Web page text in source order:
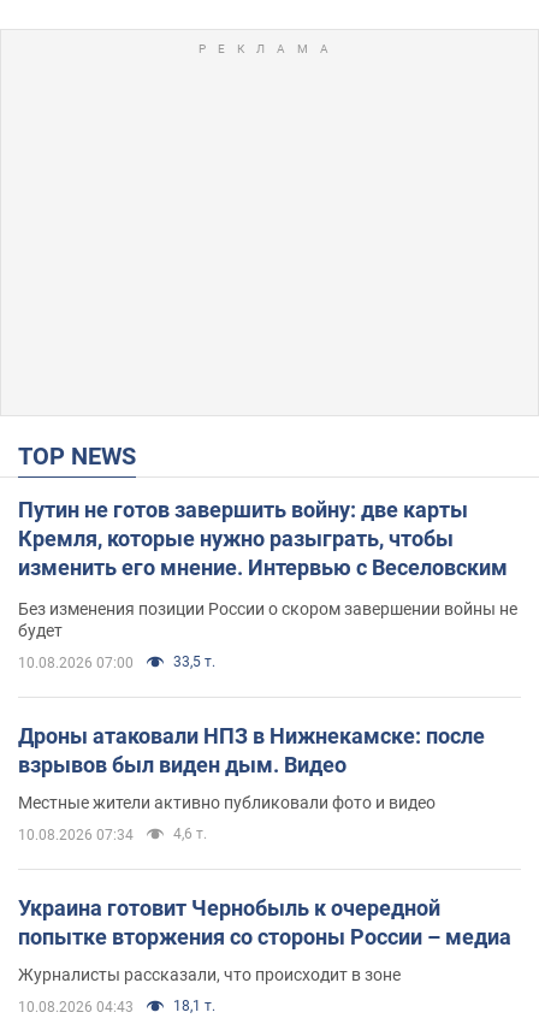
TOP NEWS
Путин не готов завершить войну: две карты
Кремля, которые нужно разыграть, чтобы
изменить его мнение. Интервью с Веселовским
Без изменения позиции России о скором завершении войны не
будет
10.08.2026 07:00 33,5 т.
Дроны атаковали НПЗ в Нижнекамске: после
взрывов был виден дым. Видео
Местные жители активно публиковали фото и видео
10.08.2026 07:34 4,6 т.
Украина готовит Чернобыль к очередной
попытке вторжения со стороны России – медиа
Журналисты рассказали, что происходит в зоне
10.08.2026 04:43 18,1 т.